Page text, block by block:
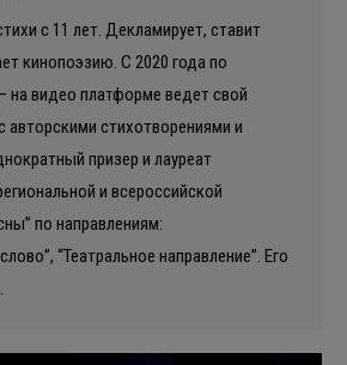
с 11 лет. Декламирует, ставит
кинопоэзию. C 2020 года по
на видео платформе ведет свой
авторскими стихотворениями и
призер и лауреат
и всероссийской
по направлениям:
“Театральное направление”. Его